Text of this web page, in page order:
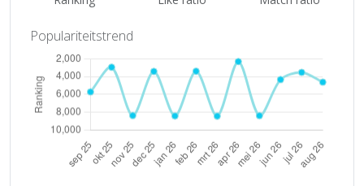
Populariteitstrend